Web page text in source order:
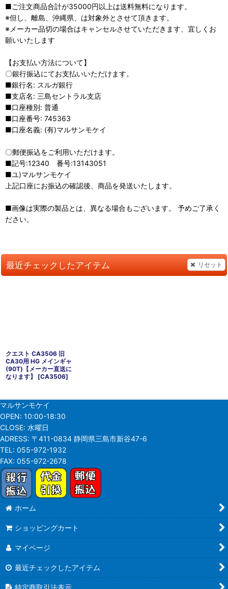
■ご注文商品合計が35000円以上は送料無料になります。
※但し、離島、沖縄県、は対象外とさせて頂きます。
※メーカー品切の場合はキャンセルさせていただきます、宜しくお
願いいたします
【お支払い方法について】
〇銀行振込にてお支払いいただけます。
■銀行名: スルガ銀行
■支店名: 三島セントラル支店
■口座種別: 普通
■口座番号: 745363
■口座名義: (有)マルサンモケイ
〇郵便振込をご利用いただけます。
■記号:12340 番号:13143051
■ユ)マルサンモケイ
上記口座にお振込の確認後、商品を発送いたします。
■画像は実際の製品とは、異なる場合もございます。 予めご了承く
ださい。
最近チェックしたアイテム リセット
クエスト CA3506 旧
CA30用 HG メインギャ
(90T)【メーカー直送に
なります】
[CA3506]
マルサンモケイ
OPEN: 10:00-18:30
CLOSE: 水曜日
ADRESS: 〒411-0834 静岡県三島市新谷47-6
TEL: 055-972-1932
FAX: 055-972-2678
ホーム
ショッピングカート
マイページ
最近チェックしたアイテム
特定商取引法表示